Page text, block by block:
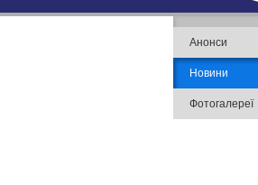
Анонси
Новини
Фотогалереї